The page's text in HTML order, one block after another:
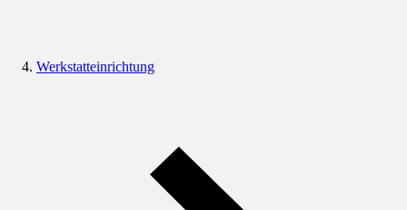
Werkstatteinrichtung